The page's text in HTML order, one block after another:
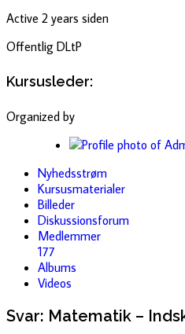
Active 2 years siden
Offentlig DLtP
Kursusleder:
Organized by
Nyhedsstrøm
Kursusmaterialer
Billeder
Diskussionsforum
Medlemmer
177
Albums
Videos
Svar: Matematik –